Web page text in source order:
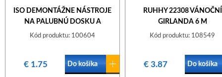
ISO DEMONTÁŽNE NÁSTROJE
NA PALUBNÚ DOSKU A
ČALÚNENIE - 4KS, 3307
Kód produktu: 100604
€ 1.75 Do košíka
RUHHY 22308 VÁNOČNÍ
GIRLANDA 6 M
Kód produktu: 108549
€ 3.87 Do košíka